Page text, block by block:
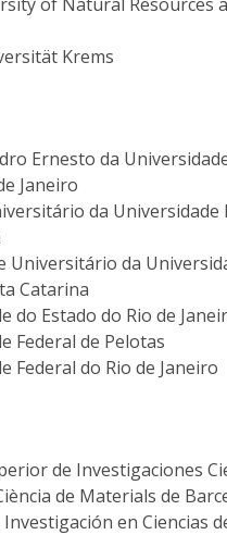
Krems
Ernesto da
Janeiro
da Universidade
Universitário da
Catarina
do Estado do Rio de
Federal de Pelotas
Federal do Rio de Janeiro
de Investigaciones
de Materials de
en Ciencias